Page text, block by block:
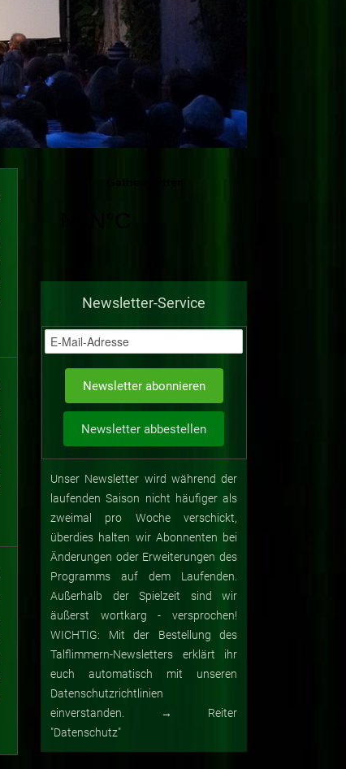
Newsletter-Service
Unser Newsletter wird während der
laufenden Saison nicht häufiger als
zweimal pro Woche verschickt,
überdies halten wir Abonnenten bei
Änderungen oder Erweiterungen des
Programms auf dem Laufenden.
Außerhalb der Spielzeit sind wir
äußerst wortkarg - versprochen!
WICHTIG: Mit der Bestellung des
Talflimmern-Newsletters erklärt ihr
euch automatisch mit unseren
Datenschutzrichtlinien
einverstanden. → Reiter
"Datenschutz"